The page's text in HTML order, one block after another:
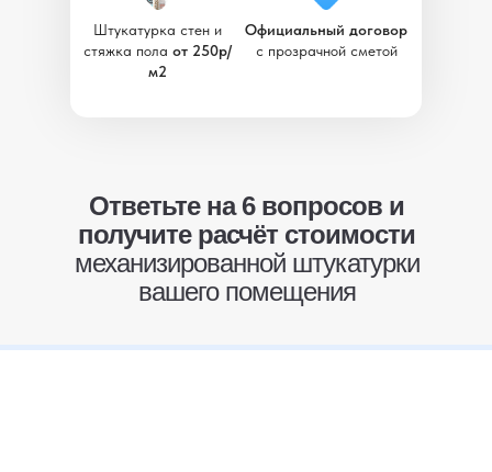
Штукатурка стен и
стяжка пола от 250р/
м2
Официальный договор
с прозрачной сметой
Ответьте на 6 вопросов и
получите расчёт стоимости
механизированной штукатурки
вашего помещения